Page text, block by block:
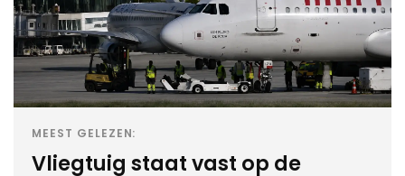
MEEST GELEZEN:
Vliegtuig staat vast op de